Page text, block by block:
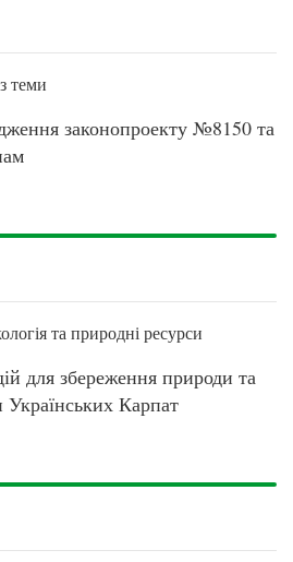
теми
законопроекту №8150 та
та природні ресурси
для збереження природи та
Карпат